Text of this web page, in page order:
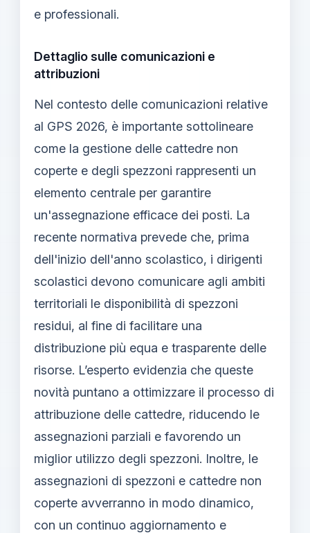
e professionali.
Dettaglio sulle comunicazioni e
attribuzioni
Nel contesto delle comunicazioni relative
al GPS 2026, è importante sottolineare
come la gestione delle cattedre non
coperte e degli spezzoni rappresenti un
elemento centrale per garantire
un'assegnazione efficace dei posti. La
recente normativa prevede che, prima
dell'inizio dell'anno scolastico, i dirigenti
scolastici devono comunicare agli ambiti
territoriali le disponibilità di spezzoni
residui, al fine di facilitare una
distribuzione più equa e trasparente delle
risorse. L’esperto evidenzia che queste
novità puntano a ottimizzare il processo di
attribuzione delle cattedre, riducendo le
assegnazioni parziali e favorendo un
miglior utilizzo degli spezzoni. Inoltre, le
assegnazioni di spezzoni e cattedre non
coperte avverranno in modo dinamico,
con un continuo aggiornamento e